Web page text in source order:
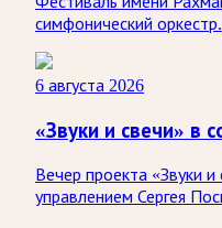
симфонический оркестр.
6 августа 2026
«Звуки и свечи» в
Вечер проекта «Звуки
управлением Сергея